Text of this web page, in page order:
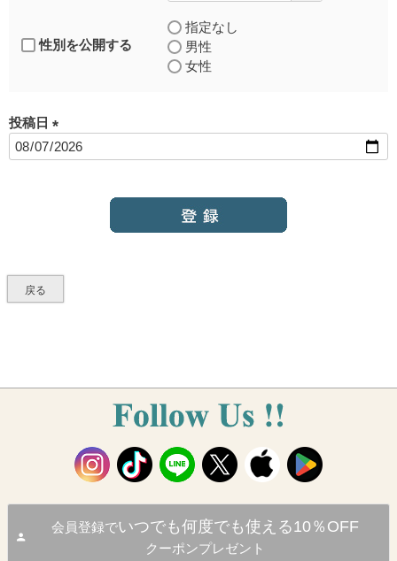
性別を公開する
指定なし
男性
女性
投稿日
(
戻る
会員登録でいつでも何度でも使える10％OFF
クーポンプレゼント